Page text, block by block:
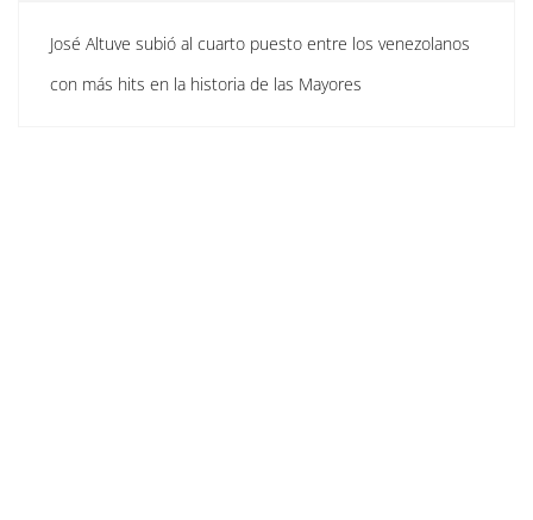
José Altuve subió al cuarto puesto entre los venezolanos
con más hits en la historia de las Mayores